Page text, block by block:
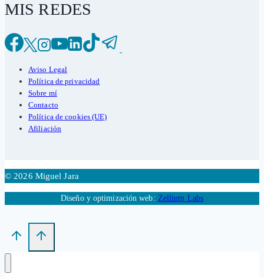
MIS REDES
Aviso Legal
Política de privacidad
Sobre mí
Contacto
Política de cookies (UE)
Afiliación
© 2026 Miguel Jara
Diseño y optimización web: Zellium Labs